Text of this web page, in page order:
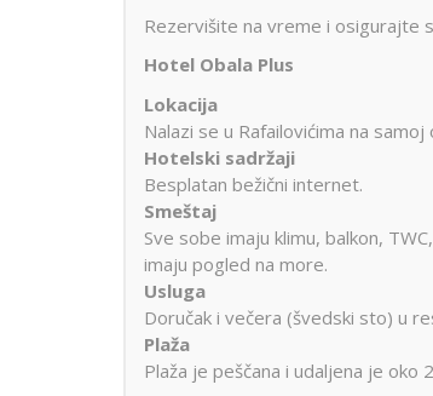
Rezervišite na vreme i osigurajte
Hotel Obala Plus
Lokacija
Nalazi se u Rafailovićima na
Hotelski sadržaji
Besplatan bežični internet.
Smeštaj
Sve sobe imaju klimu, balkon,
imaju pogled na more.
Usluga
Doručak i večera (švedski sto) u
Plaža
Plaža je peščana i udaljena je